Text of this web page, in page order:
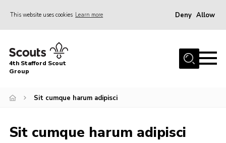
This website uses cookies Learn more Deny Allow
Home
News & Events
Beavers
4th Stafford Scout
Group
Sit cumque harum adipisci
Sit cumque harum adipisci